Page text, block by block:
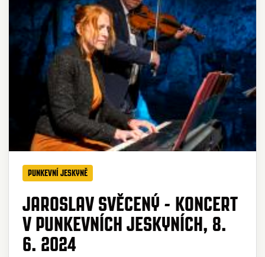
PUNKEVNÍ JESKYNĚ
JAROSLAV SVĚCENÝ - KONCERT
V PUNKEVNÍCH JESKYNÍCH, 8.
6. 2024